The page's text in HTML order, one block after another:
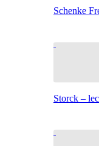
Schenke
Storck –